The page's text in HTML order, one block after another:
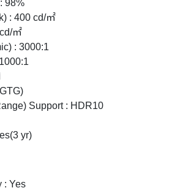
98%
: 400 cd/㎡
㎡
: 3000:1
Support : HDR10
yr)
: Yes